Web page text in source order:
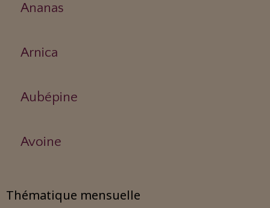
Ananas
Arnica
Aubépine
Avoine
Thématique mensuelle